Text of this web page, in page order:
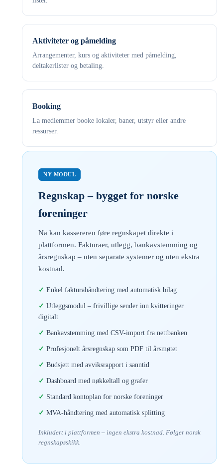
Aktiviteter og påmelding
Arrangementer, kurs og aktiviteter med påmelding,
deltakerlister og betaling.
Booking
La medlemmer booke lokaler, baner, utstyr eller andre
ressurser.
NY MODUL
Regnskap – bygget for norske
foreninger
Nå kan kassereren føre regnskapet direkte i
plattformen. Fakturaer, utlegg, bankavstemming og
årsregnskap – uten separate systemer og uten ekstra
kostnad.
Enkel fakturahåndtering med automatisk bilag
Utleggsmodul – frivillige sender inn kvitteringer
digitalt
Bankavstemming med CSV-import fra nettbanken
Profesjonelt årsregnskap som PDF til årsmøtet
Budsjett med avviksrapport i sanntid
Dashboard med nøkkeltall og grafer
Standard kontoplan for norske foreninger
MVA-håndtering med automatisk splitting
Inkludert i plattformen – ingen ekstra kostnad. Følger norsk
regnskapsskikk.